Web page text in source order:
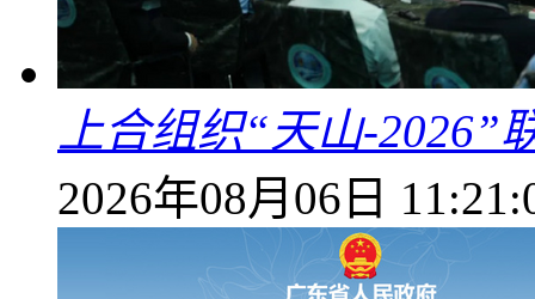
上合组织“天山-2026”
2026年08月06日